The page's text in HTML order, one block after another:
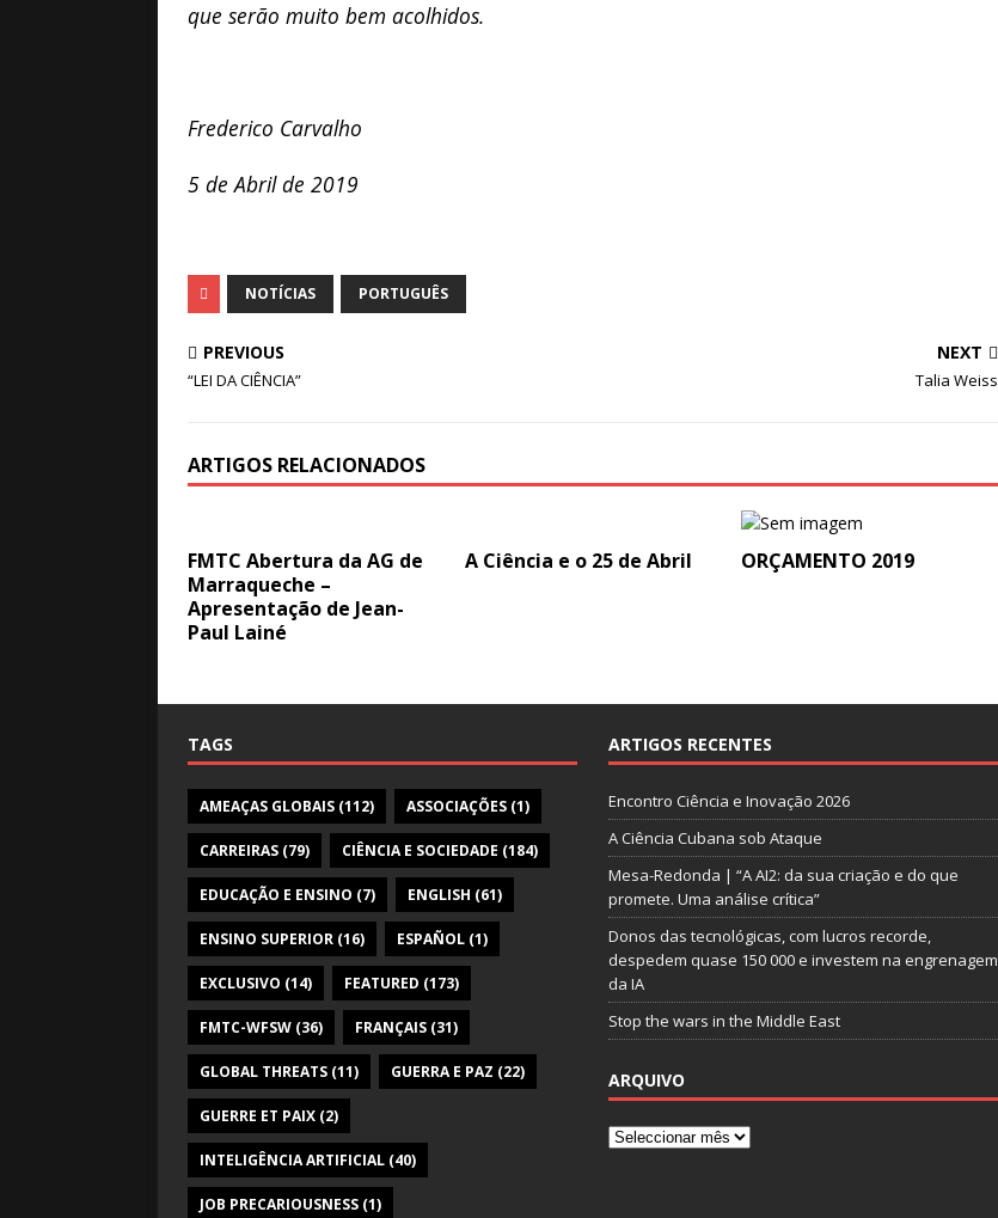
que serão muito bem acolhidos.
Frederico Carvalho
5 de Abril de 2019
NOTÍCIAS PORTUGUÊS
PREVIOUS
“LEI DA CIÊNCIA”
NEXT
Talia Weiss
ARTIGOS RELACIONADOS
FMTC Abertura da AG de
Marraqueche –
Apresentação de Jean-
Paul Lainé
A Ciência e o 25 de Abril ORÇAMENTO 2019
TAGS
AMEAÇAS GLOBAIS (112) ASSOCIAÇÕES (1)
CARREIRAS (79) CIÊNCIA E SOCIEDADE (184)
EDUCAÇÃO E ENSINO (7) ENGLISH (61)
ENSINO SUPERIOR (16) ESPAÑOL (1)
EXCLUSIVO (14) FEATURED (173)
FMTC-WFSW (36) FRANÇAIS (31)
GLOBAL THREATS (11) GUERRA E PAZ (22)
GUERRE ET PAIX (2)
INTELIGÊNCIA ARTIFICIAL (40)
JOB PRECARIOUSNESS (1)
ARTIGOS RECENTES
Encontro Ciência e Inovação 2026
A Ciência Cubana sob Ataque
Mesa-Redonda | “A AI2: da sua criação e do que
promete. Uma análise crítica”
Donos das tecnológicas, com lucros recorde,
despedem quase 150 000 e investem na engrenagem
da IA
Stop the wars in the Middle East
ARQUIVO